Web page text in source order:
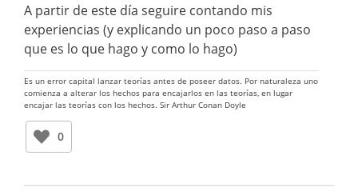
A partir de este día seguire contando mis
experiencias (y explicando un poco paso a paso
que es lo que hago y como lo hago)
Es un error capital lanzar teorías antes de poseer datos. Por naturaleza uno
comienza a alterar los hechos para encajarlos en las teorías, en lugar
encajar las teorías con los hechos. Sir Arthur Conan Doyle
0